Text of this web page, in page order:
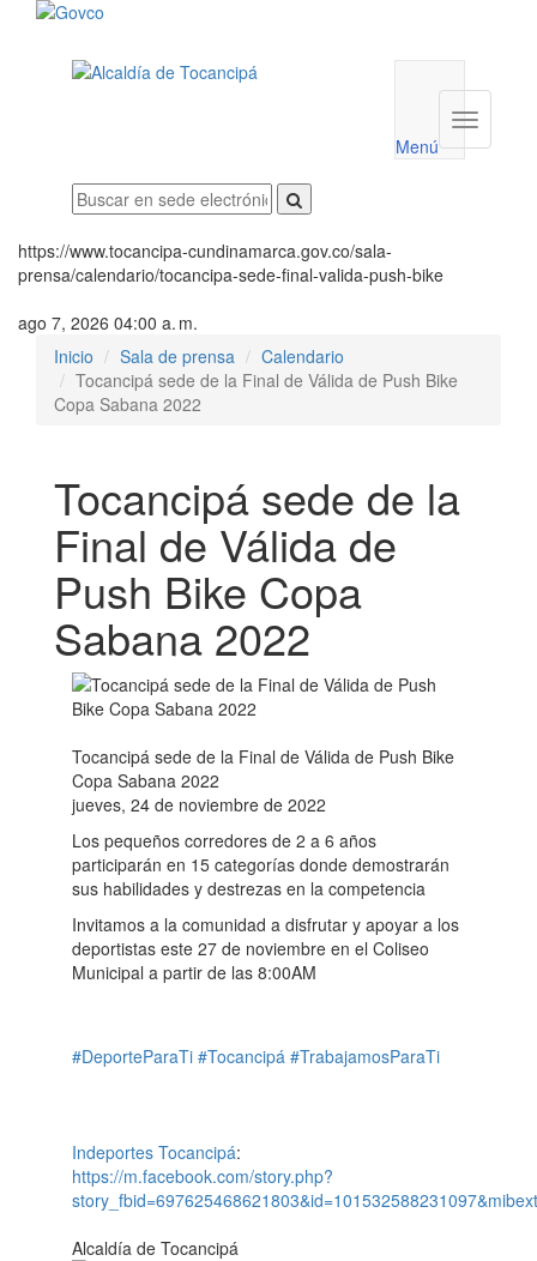
utilidades
Menú
Menú
https://www.tocancipa-cundinamarca.gov.co/sala-
prensa/calendario/tocancipa-sede-final-valida-push-bike
ago 7, 2026 04:00 a. m.
Inicio
Sala de prensa
Calendario
Tocancipá sede de la Final de Válida de Push Bike
Copa Sabana 2022
Tocancipá sede de la
Final de Válida de
Push Bike Copa
Sabana 2022
Tocancipá sede de la Final de Válida de Push Bike
Copa Sabana 2022
jueves, 24 de noviembre de 2022
Los pequeños corredores de 2 a 6 años
participarán en 15 categorías donde demostrarán
sus habilidades y destrezas en la competencia
Invitamos a la comunidad a disfrutar y apoyar a los
deportistas este 27 de noviembre en el Coliseo
Municipal a partir de las 8:00AM
#DeporteParaTi #Tocancipá #TrabajamosParaTi
Indeportes Tocancipá:
https://m.facebook.com/story.php?
Alcaldía de Tocancipá